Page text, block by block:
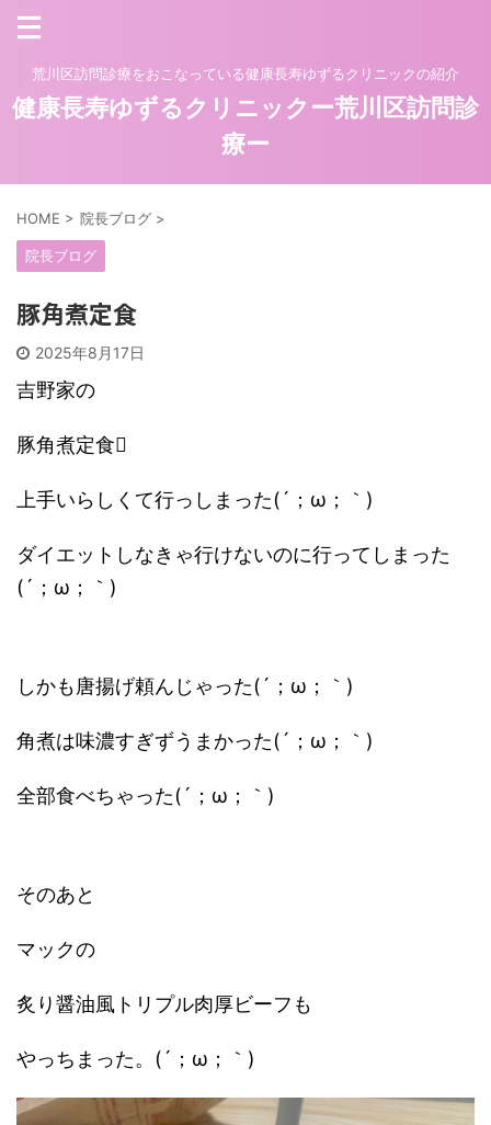
荒川区訪問診療をおこなっている健康長寿ゆずるクリニックの紹介
健康長寿ゆずるクリニックー荒川区訪問診
療ー
HOME > 院長ブログ >
院長ブログ
豚角煮定食
2025年8月17日
吉野家の
豚角煮定食
上手いらしくて行っしまった(´；ω；｀)
ダイエットしなきゃ行けないのに行ってしまった
(´；ω；｀)
しかも唐揚げ頼んじゃった(´；ω；｀)
角煮は味濃すぎずうまかった(´；ω；｀)
全部食べちゃった(´；ω；｀)
そのあと
マックの
炙り醤油風トリプル肉厚ビーフも
やっちまった。(´；ω；｀)